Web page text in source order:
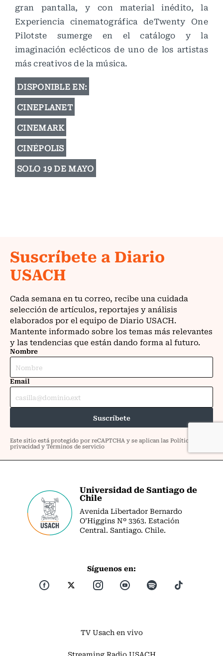
gran pantalla, y con material inédito, la
Experiencia cinematográfica deTwenty One
Pilotste sumerge en el catálogo y la
imaginación eclécticos de uno de los artistas
más creativos de la música.
DISPONIBLE EN:
CINEPLANET
CINEMARK
CINÉPOLIS
SOLO 19 DE MAYO
Universidad de Santiago de
Chile
Avenida Libertador Bernardo
O’Higgins Nº 3363. Estación
Central. Santiago. Chile.
Síguenos en:
TV Usach en vivo